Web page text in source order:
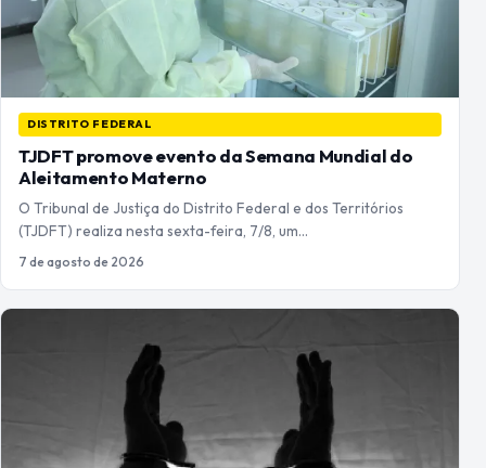
DISTRITO FEDERAL
TJDFT promove evento da Semana Mundial do
Aleitamento Materno
O Tribunal de Justiça do Distrito Federal e dos Territórios
(TJDFT) realiza nesta sexta-feira, 7/8, um…
7 de agosto de 2026